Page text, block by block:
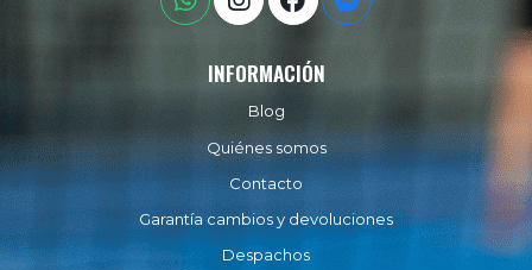
INFORMACIÓN
Blog
Quiénes somos
Contacto
Garantía cambios y devoluciones
Despachos